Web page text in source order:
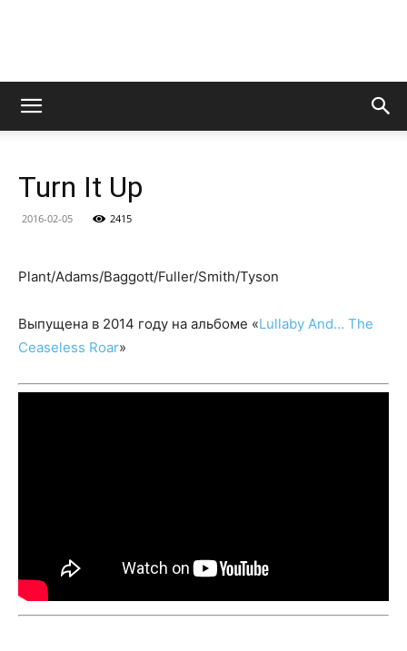
LedZeppelin.Ru
Turn It Up
2016-02-05 2415
Plant/Adams/Baggott/Fuller/Smith/Tyson
Выпущена в 2014 году на альбоме «Lullaby And… The
Ceaseless Roar»